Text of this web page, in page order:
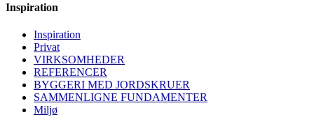
Inspiration
Inspiration
Privat
VIRKSOMHEDER
REFERENCER
BYGGERI MED JORDSKRUER
SAMMENLIGNE FUNDAMENTER
Miljø